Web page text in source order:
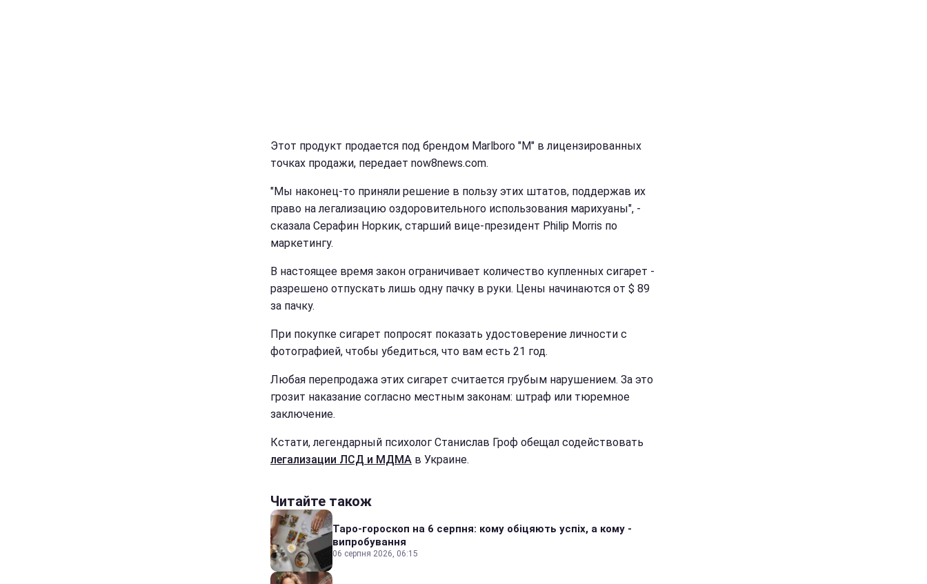
Этот продукт продается под брендом Marlboro "M" в лицензированных
точках продажи, передает now8news.com.
"Мы наконец-то приняли решение в пользу этих штатов, поддержав их
право на легализацию оздоровительного использования марихуаны", -
сказала Серафин Норкик, старший вице-президент Philip Morris по
маркетингу.
В настоящее время закон ограничивает количество купленных сигарет -
разрешено отпускать лишь одну пачку в руки. Цены начинаются от $ 89
за пачку.
При покупке сигарет попросят показать удостоверение личности с
фотографией, чтобы убедиться, что вам есть 21 год.
Любая перепродажа этих сигарет считается грубым нарушением. За это
грозит наказание согласно местным законам: штраф или тюремное
заключение.
Кстати, легендарный психолог Станислав Гроф обещал содействовать
легализации ЛСД и МДМА в Украине.
Читайте також
Таро-гороскоп на 6 серпня: кому обіцяють успіх, а кому -
випробування
06 серпня 2026, 06:15